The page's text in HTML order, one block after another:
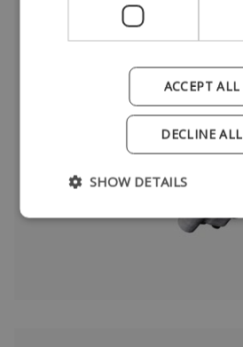
Servopumper
ACCEPT ALL
DECLINE ALL
SHOW DETAILS